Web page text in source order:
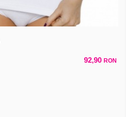
92,90 RON